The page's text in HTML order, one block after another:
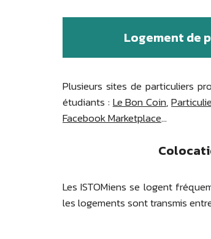
Logement de
Plusieurs sites de particuliers
étudiants :Le Bon Coin,
Facebook Marketplace...
Les ISTOMiens se logent
les logements sont transmis